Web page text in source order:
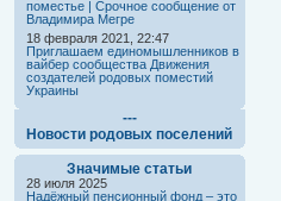
поместье | Срочное сообщение от
Владимира Мегре
18 февраля 2021, 22:47
Приглашаем единомышленников в
вайбер сообщества Движения
создателей родовых поместий
Украины
---
Новости родовых поселений
Значимые статьи
28 июля 2025
Надёжный пенсионный фонд – это